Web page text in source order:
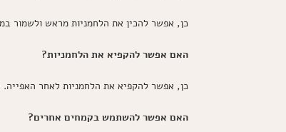
כן, אפשר להכין את הלחמניות מראש ולשמור במקרר עד 3 ימים. מומלץ לחמם
האם אפשר להקפיא את הלחמניות?
כן, אפשר להקפיא את הלחמניות לאחר
האם אפשר להשתמש בקמחים אחרים?